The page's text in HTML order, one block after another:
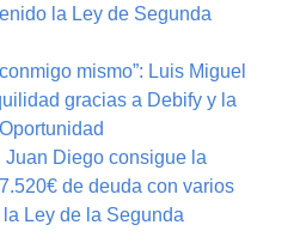
la Ley de Segunda
mismo”: Luis Miguel
gracias a Debify y la
Diego consigue la
de deuda con varios
Ley de la Segunda